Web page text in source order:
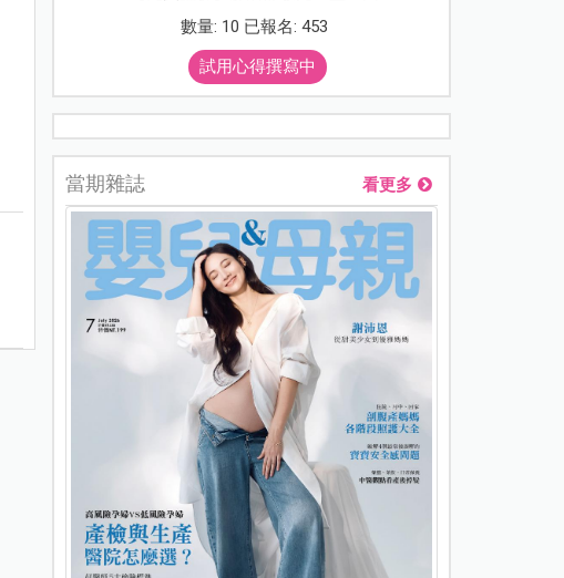
數量: 10 已報名: 453
試用心得撰寫中
當期雜誌 看更多